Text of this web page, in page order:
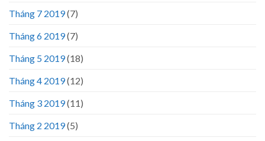
Tháng 7 2019(7)
Tháng 6 2019(7)
Tháng 5 2019(18)
Tháng 4 2019(12)
Tháng 3 2019(11)
Tháng 2 2019(5)